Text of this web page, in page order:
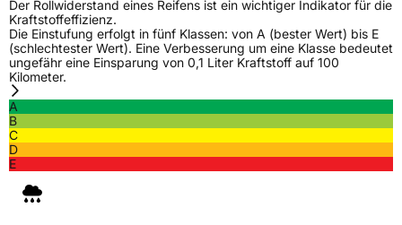
FahrzeugartPKW & SUV
Weitere Eigenschaften
SchlauchtypTL
ZustandNeureifen
Verstärkt
Der Rollwiderstand eines Reifens ist ein wichtiger Indikator für die
Kraftstoffeffizienz.
Die Einstufung erfolgt in fünf Klassen: von A (bester Wert) bis E
(schlechtester Wert). Eine Verbesserung um eine Klasse bedeutet
ungefähr eine Einsparung von 0,1 Liter Kraftstoff auf 100
Kilometer.
A
B
C
D
E